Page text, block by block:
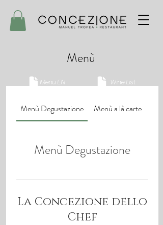
Menù
Menù Degustazione Menù a là carte
Menù Degustazione
La Concezione dello
Chef
Menu EN Wine List